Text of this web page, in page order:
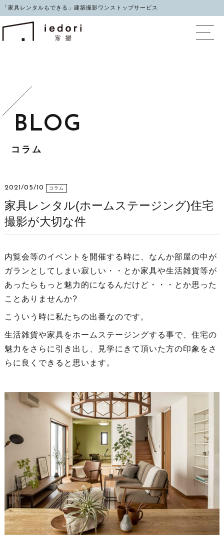
「家具レンタルもできる」建築撮影ワンストップサービス
イエドリ（家撮）家
コラム
2021/05/10 コラム
家具レンタル(ホームステージング)住宅
撮影が大切な件
内覧会等のイベントを開催する時に、なんか部屋の中が
ガランとしてしまい寂しい・・とか家具や生活雑貨等が
あったらもっと魅力的になるんだけど・・・とか思った
ことありませんか?
こういう時に私たちの出番なのです。
生活雑貨や家具をホームステージングする事で、住宅の
魅力をさらに引き出し、見学にきて頂いた方の印象をさ
らに良くできると思います。